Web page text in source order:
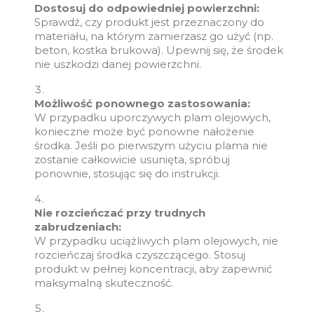
Dostosuj do odpowiedniej powierzchni:
Sprawdź, czy produkt jest przeznaczony do
materiału, na którym zamierzasz go użyć (np.
beton, kostka brukowa). Upewnij się, że środek
nie uszkodzi danej powierzchni.
Możliwość ponownego zastosowania:
W przypadku uporczywych plam olejowych,
konieczne może być ponowne nałożenie
środka. Jeśli po pierwszym użyciu plama nie
zostanie całkowicie usunięta, spróbuj
ponownie, stosując się do instrukcji.
Nie rozcieńczać przy trudnych
zabrudzeniach:
W przypadku uciążliwych plam olejowych, nie
rozcieńczaj środka czyszczącego. Stosuj
produkt w pełnej koncentracji, aby zapewnić
maksymalną skuteczność.